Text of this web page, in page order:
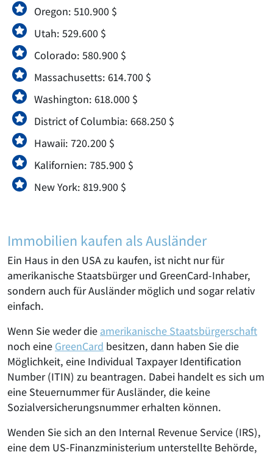
Oregon: 510.900 $
Utah: 529.600 $
Colorado: 580.900 $
Massachusetts: 614.700 $
Washington: 618.000 $
District of Columbia: 668.250 $
Hawaii: 720.200 $
Kalifornien: 785.900 $
New York: 819.900 $
Immobilien kaufen als Ausländer
Ein Haus in den USA zu kaufen, ist nicht nur für
amerikanische Staatsbürger und GreenCard-Inhaber,
sondern auch für Ausländer möglich und sogar relativ
einfach.
Wenn Sie weder die amerikanische Staatsbürgerschaft
noch eine GreenCard besitzen, dann haben Sie die
Möglichkeit, eine Individual Taxpayer Identification
Number (ITIN) zu beantragen. Dabei handelt es sich um
eine Steuernummer für Ausländer, die keine
Sozialversicherungsnummer erhalten können.
Wenden Sie sich an den Internal Revenue Service (IRS),
eine dem US-Finanzministerium unterstellte Behörde,